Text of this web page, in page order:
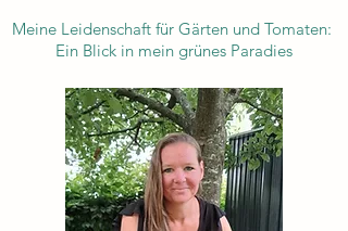
Meine Leidenschaft für Gärten und Tomaten:
Ein Blick in mein grünes Paradies